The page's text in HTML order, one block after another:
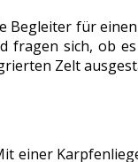
Begleiter für
fragen sich, ob
Zelt
einer